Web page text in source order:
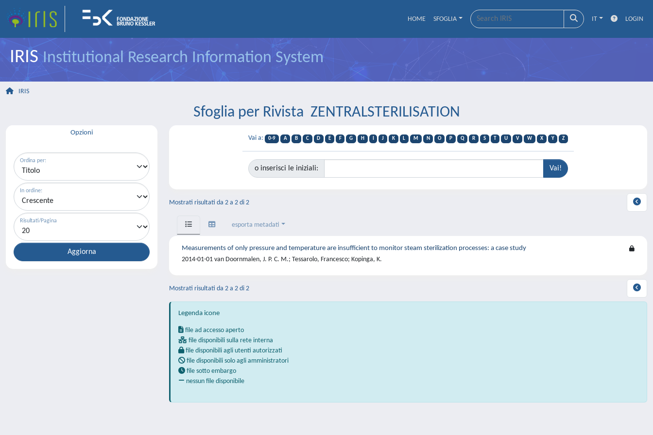
HOME SFOGLIA IT LOGIN
IRISInstitutional Research Information System
IRIS
Sfoglia per Rivista ZENTRALSTERILISATION
Opzioni
Ordina per:
In ordine:
Risultati/Pagina
Vai a: 0-9 A B C D E F G H J K L M N O P Q R S T U V W X Y Z
o inserisci le iniziali:
Mostrati risultati da 2 a 2 di 2
esporta metadati
Measurements of only pressure and temperature are insufficient to monitor steam sterilization processes: a case study
2014-01-01 van Doornmalen, J. P. C. M.; Tessarolo, Francesco; Kopinga, K.
Mostrati risultati da 2 a 2 di 2
Legenda icone
file ad accesso aperto
file disponibili sulla rete interna
file disponibili agli utenti autorizzati
file disponibili solo agli amministratori
file sotto embargo
nessun file disponibile